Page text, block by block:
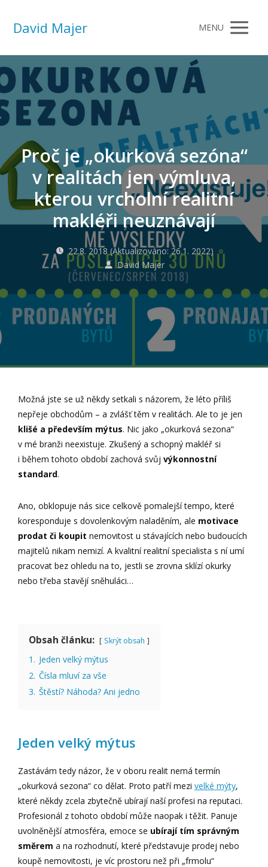
David Majer MENU
Proč je „okurková sezóna“
v realitách jen výmluva,
kterou vrcholní realitní
makléři neuznávají
22.8. 2018 (Aktualizováno: 26.1. 2022)
David Majer
Možná jste se už někdy setkali s názorem, že léto příliš
nepřeje obchodům – a zvlášť těm v realitách. Ale to je jen
klišé a především mýtus. Nic jako „okurková sezona“
v mé branži neexistuje. Zkušený a schopný makléř si
i během tohoto období zachová svůj výkonnostní
standard.
Ano, obklopuje nás sice celkově pomalejší tempo, které
koresponduje s dovolenkovým naladěním, ale motivace
prodat či koupit nemovitost u stávajících nebo budoucích
majitelů nikam nemizí. A kvalitní realitní specialista s ní umí
pracovat bez ohledu na to, jestli se zrovna sklízí okurky
nebo třeba stavějí sněhuláci…
Obsah článku: Skrýt obsah
1. Jeden velký mýtus
2. Čísla mluví za vše
3. Štěstí? Náhoda? Ani jedno
Jeden velký mýtus
Zastávám tedy názor, že v oboru realit nemá termín
„okurková sezona“ co dělat. Proto patří mezi velké mýty,
které někdy zcela zbytečně ubírají naší profesi na reputaci.
Profesionál z tohoto období může naopak i těžit. Panuje
uvolněnější atmosféra, emoce se ubírají tím správným
směrem a na rozhodnutí, které představuje prodej nebo
koupě nemovitosti, je víc prostoru než při „frmolu“